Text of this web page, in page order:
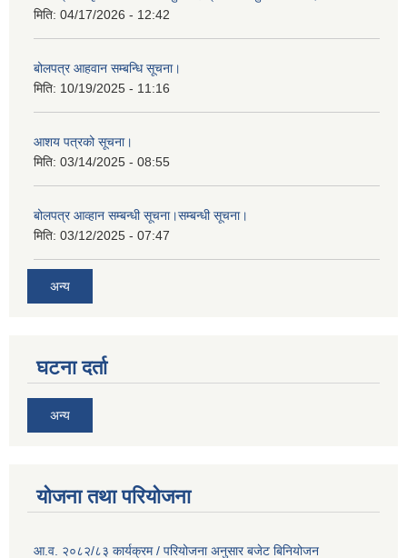
मिति: 04/17/2026 - 12:42
बोलपत्र आहवान सम्बन्धि सूचना।
मिति: 10/19/2025 - 11:16
आशय पत्रको सूचना।
मिति: 03/14/2025 - 08:55
बोलपत्र आव्हान सम्बन्धी सूचना।सम्बन्धी सूचना।
मिति: 03/12/2025 - 07:47
अन्य
घटना दर्ता
अन्य
योजना तथा परियोजना
आ.व. २०८२/८३ कार्यक्रम / परियोजना अनुसार बजेट बिनियोजन